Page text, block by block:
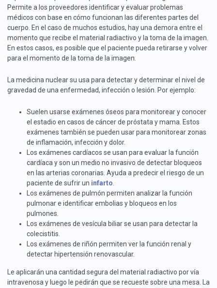
Permite a los proveedores identificar y evaluar problemas
médicos con base en cómo funcionan las diferentes partes del
cuerpo. En el caso de muchos estudios, hay una demora entre el
momento que recibe el material radiactivo y la toma de la imagen.
En estos casos, es posible que el paciente pueda retirarse y volver
para el momento de la toma de la imagen.
La medicina nuclear su usa para detectar y determinar el nivel de
gravedad de una enfermedad, infección o lesión. Por ejemplo:
Suelen usarse exámenes óseos para monitorear y conocer
el estadio en casos de cáncer de próstata y mama. Estos
exámenes también se pueden usar para monitorear zonas
de inflamación, infección y dolor.
Los exámenes cardíacos se usan para evaluar la función
cardíaca y son un medio no invasivo de detectar bloqueos
en las arterias coronarias. Ayuda a predecir el riesgo de un
paciente de sufrir un infarto
Los exámenes de pulmón permiten analizar la función
pulmonar e identificar embolias y bloqueos en los
pulmones.
Los exámenes de vesícula biliar se usan para detectar la
colecistitis.
Los exámenes de riñón permiten ver la función renal y
detectar hipertensión renovascular.
Le aplicarán una cantidad segura del material radiactivo por vía
intravenosa y luego le pedirán que se recueste sobre una mesa. La